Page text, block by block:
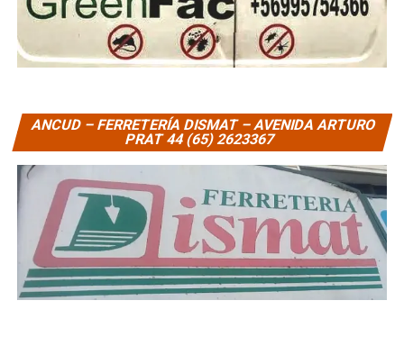
ANCUD – FERRETERÍA DISMAT – AVENIDA ARTURO
PRAT 44 (65) 2623367